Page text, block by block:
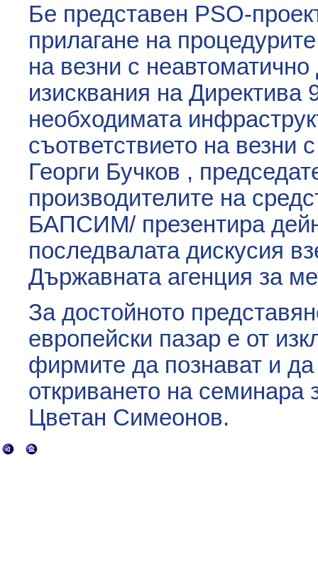
Бе представен PSO-
прилагане на
на везни с
изисквания на
необходимата
съответствието на везни
Георги Бучков ,
производителите на
БАПСИМ/ презентира
последвалата дискусия
Държавната агенция за
За достойното
европейски пазар е от
фирмите да познават и
откриването на
Цветан Симеонов.